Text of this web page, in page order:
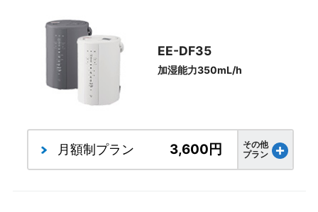
EE-DF35
加湿能力350mL/h
月額制 プラン 3,600円
その他
プラン